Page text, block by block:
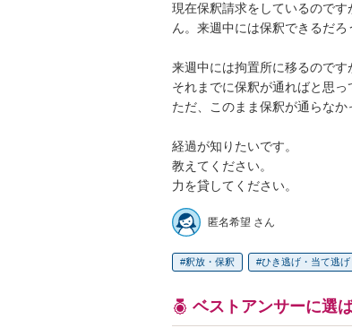
現在保釈請求をしているので
ん。来週中には保釈できるだろ
来週中には拘置所に移るのです
それまでに保釈が通ればと思っ
ただ、このまま保釈が通らな
経過が知りたいです。
教えてください。
匿名希望 さん
釈放・保釈 ひき逃げ・当て逃げ
ベストアンサーに選